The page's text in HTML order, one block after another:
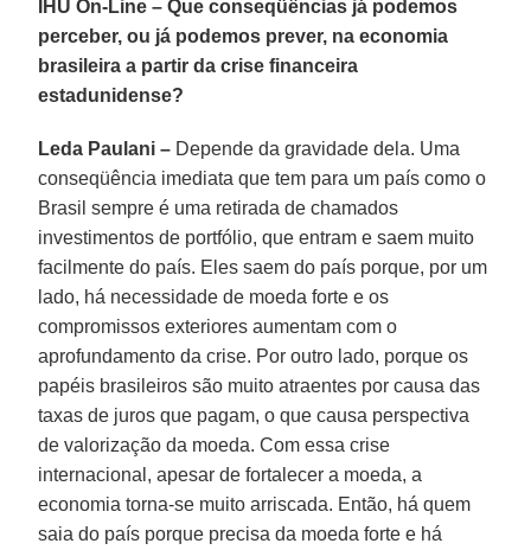
IHU On-Line – Que conseqüências já podemos
perceber, ou já podemos prever, na economia
brasileira a partir da crise financeira
estadunidense?
Leda Paulani – Depende da gravidade dela. Uma
conseqüência imediata que tem para um país como o
Brasil sempre é uma retirada de chamados
investimentos de portfólio, que entram e saem muito
facilmente do país. Eles saem do país porque, por um
lado, há necessidade de moeda forte e os
compromissos exteriores aumentam com o
aprofundamento da crise. Por outro lado, porque os
papéis brasileiros são muito atraentes por causa das
taxas de juros que pagam, o que causa perspectiva
de valorização da moeda. Com essa crise
internacional, apesar de fortalecer a moeda, a
economia torna-se muito arriscada. Então, há quem
saia do país porque precisa da moeda forte e há